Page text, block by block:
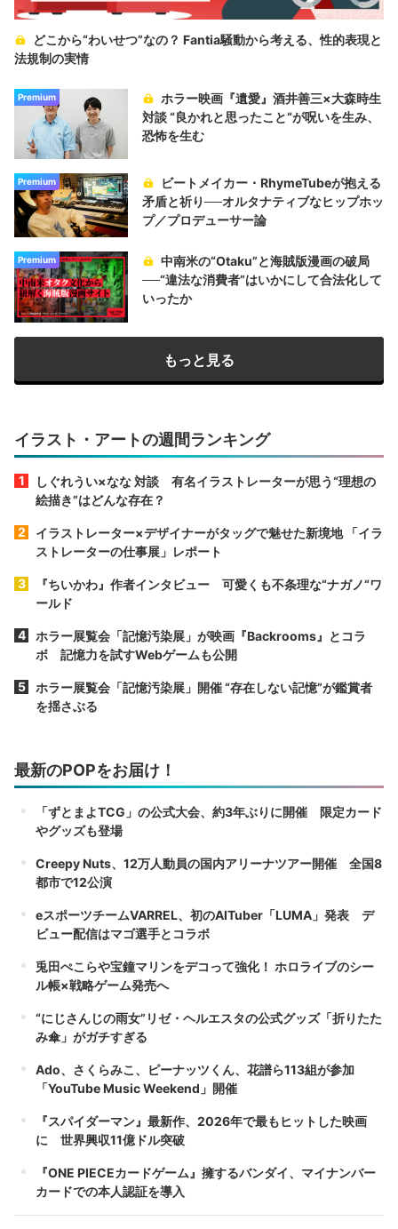
どこから“わいせつ”なの？ Fantia騒動から考える、性的表現と
法規制の実情
Premium
ホラー映画『遺愛』酒井善三×大森時生
対談 “良かれと思ったこと“が呪いを生み、
恐怖を生む
Premium
ビートメイカー・RhymeTubeが抱える
矛盾と祈り──オルタナティブなヒップホッ
プ／プロデューサー論
Premium
中南米の“Otaku”と海賊版漫画の破局
──“違法な消費者”はいかにして合法化して
いったか
もっと見る
イラスト・アートの週間ランキング
しぐれうい×なな 対談 有名イラストレーターが思う“理想の
絵描き”はどんな存在？
イラストレーター×デザイナーがタッグで魅せた新境地 「イラ
ストレーターの仕事展」レポート
『ちいかわ』作者インタビュー 可愛くも不条理な“ナガノ“ワ
ールド
ホラー展覧会「記憶汚染展」が映画『Backrooms』とコラ
ボ 記憶力を試すWebゲームも公開
ホラー展覧会「記憶汚染展」開催 “存在しない記憶”が鑑賞者
を揺さぶる
最新のPOPをお届け！
「ずとまよTCG」の公式大会、約3年ぶりに開催 限定カード
やグッズも登場
Creepy Nuts、12万人動員の国内アリーナツアー開催 全国8
都市で12公演
eスポーツチームVARREL、初のAITuber「LUMA」発表 デ
ビュー配信はマゴ選手とコラボ
兎田ぺこらや宝鐘マリンをデコって強化！ ホロライブのシー
ル帳×戦略ゲーム発売へ
“にじさんじの雨女”リゼ・ヘルエスタの公式グッズ「折りたた
み傘」がガチすぎる
Ado、さくらみこ、ピーナッツくん、花譜ら113組が参加
「YouTube Music Weekend」開催
『スパイダーマン』最新作、2026年で最もヒットした映画
に 世界興収11億ドル突破
『ONE PIECEカードゲーム』擁するバンダイ、マイナンバー
カードでの本人認証を導入